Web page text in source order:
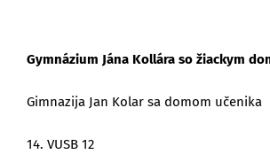
Gymnázium Jána Kollára so žiackym
Gimnazija Jan Kolar sa domom učenika
14. VUSB 12